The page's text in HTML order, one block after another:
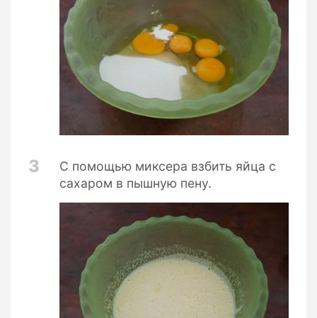
3
С помощью миксера взбить яйца с
сахаром в пышную пену.